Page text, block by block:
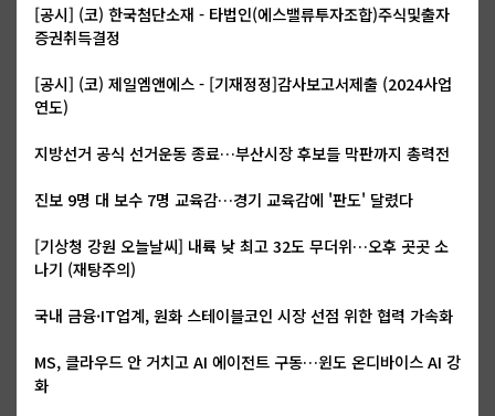
[공시] (코) 한국첨단소재 - 타법인(에스밸류투자조합)주식및출자
증권취득결정
[공시] (코) 제일엠앤에스 - [기재정정]감사보고서제출 (2024사업
연도)
지방선거 공식 선거운동 종료…부산시장 후보들 막판까지 총력전
진보 9명 대 보수 7명 교육감…경기 교육감에 '판도' 달렸다
[기상청 강원 오늘날씨] 내륙 낮 최고 32도 무더위…오후 곳곳 소
나기 (재탕주의)
국내 금융·IT업계, 원화 스테이블코인 시장 선점 위한 협력 가속화
MS, 클라우드 안 거치고 AI 에이전트 구동…윈도 온디바이스 AI 강
화